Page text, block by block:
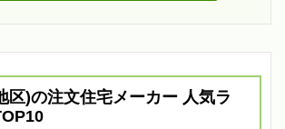
区)の注文住宅メーカー 人気ラ